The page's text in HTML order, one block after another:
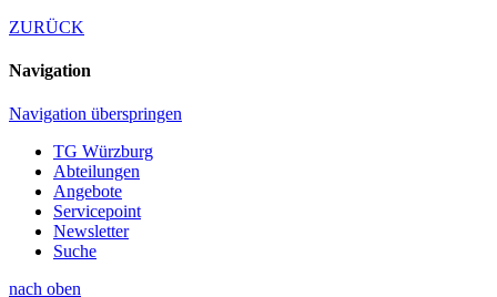
ZURÜCK
Navigation
Navigation überspringen
TG Würzburg
Abteilungen
Angebote
Servicepoint
Newsletter
Suche
nach oben